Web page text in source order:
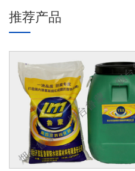
推荐产品